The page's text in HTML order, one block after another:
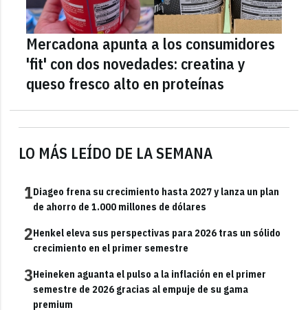
LO MÁS LEÍDO DE LA SEMANA
1Diageo frena su crecimiento hasta 2027 y lanza un plan
de ahorro de 1.000 millones de dólares
2Henkel eleva sus perspectivas para 2026 tras un sólido
crecimiento en el primer semestre
3Heineken aguanta el pulso a la inflación en el primer
semestre de 2026 gracias al empuje de su gama
premium
Mercadona apunta a los consumidores
'fit' con dos novedades: creatina y
queso fresco alto en proteínas